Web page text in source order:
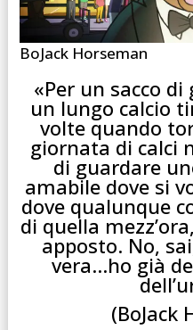
BoJack Horseman
«Per un sacco
un lungo calcio
volte quando
giornata di calci
di guardare
amabile dove si
dove qualunque
di quella
apposto. No,
vera…ho già
(BoJack